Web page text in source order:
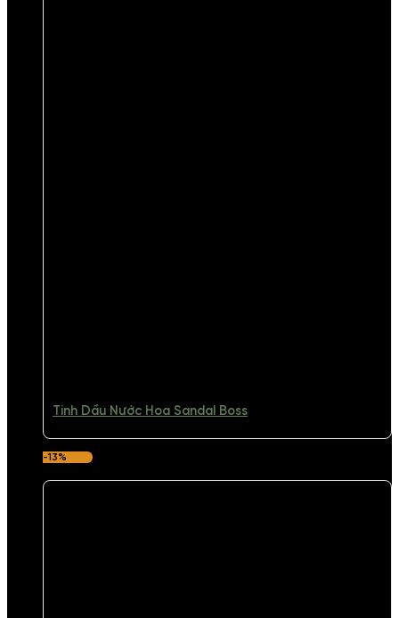
Tinh Dầu Nước Hoa Sandal Boss
-13%